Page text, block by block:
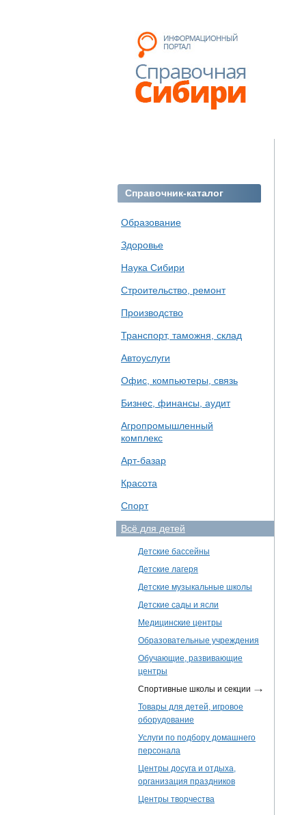
Справочник-каталог
Образование
Здоровье
Наука Сибири
Строительство, ремонт
Производство
Транспорт, таможня, склад
Автоуслуги
Офис, компьютеры, связь
Бизнес, финансы, аудит
Агропромышленный
комплекс
Арт-базар
Красота
Спорт
Всё для детей
Детские бассейны
Детские лагеря
Детские музыкальные школы
Детские сады и ясли
Медицинские центры
Образовательные учреждения
Обучающие, развивающие
центры
Спортивные школы и секции
Товары для детей, игровое
оборудование
Услуги по подбору домашнего
персонала
Центры досуга и отдыха,
организация праздников
Центры творчества